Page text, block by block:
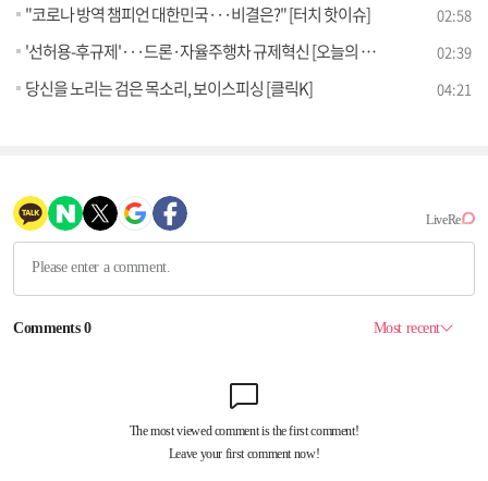
"코로나 방역 챔피언 대한민국···비결은?" [터치 핫이슈] 02:58
'선허용-후규제'···드론·자율주행차 규제혁신 [오늘의 브리핑] 02:39
당신을 노리는 검은 목소리, 보이스피싱 [클릭K] 04:21